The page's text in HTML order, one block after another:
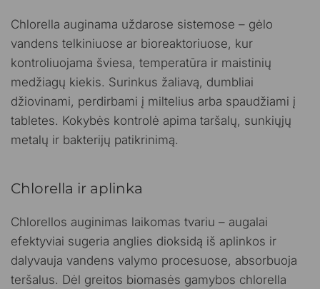
Chlorella auginama uždarose sistemose – gėlo
vandens telkiniuose ar bioreaktoriuose, kur
kontroliuojama šviesa, temperatūra ir maistinių
medžiagų kiekis. Surinkus žaliavą, dumbliai
džiovinami, perdirbami į miltelius arba spaudžiami į
tabletes. Kokybės kontrolė apima taršalų, sunkiųjų
metalų ir bakterijų patikrinimą.
Chlorella ir aplinka
Chlorellos auginimas laikomas tvariu – augalai
efektyviai sugeria anglies dioksidą iš aplinkos ir
dalyvauja vandens valymo procesuose, absorbuoja
teršalus. Dėl greitos biomasės gamybos chlorella